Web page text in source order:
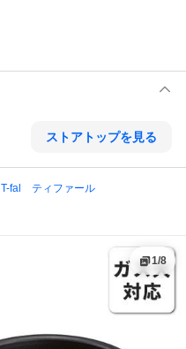
ストアトップを見る
T-fal ティファール
1/8